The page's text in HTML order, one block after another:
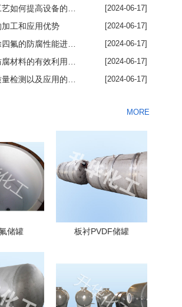
[2024-06-17]
工和应用优势 [2024-06-17]
[2024-06-17]
[2024-06-17]
[2024-06-17]
MORE
储罐 板衬PVDF储罐